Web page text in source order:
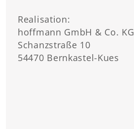
Realisation:
hoffmann GmbH & Co. KG
Schanzstraße 10
54470 Bernkastel-Kues